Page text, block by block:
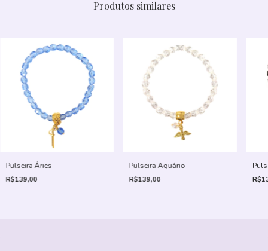
Produtos similares
Pulseira Áries
R$139,00
Pulseira Aquário
R$139,00